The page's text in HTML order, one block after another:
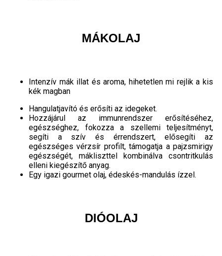
MÁKOLAJ
Intenzív mák illat és aroma, hihetetlen mi rejlik a kis
kék magban
Hangulatjavító és erősíti az idegeket.
Hozzájárul az immunrendszer erősítéséhez,
egészséghez, fokozza a szellemi teljesítményt,
segíti a szív és érrendszert, elősegíti az
egészséges vérzsír profilt, támogatja a pajzsmirigy
egészségét, mákliszttel kombinálva csontritkulás
elleni kiegészítő anyag.
Egy igazi gourmet olaj, édeskés-mandulás ízzel.
DIÓOLAJ